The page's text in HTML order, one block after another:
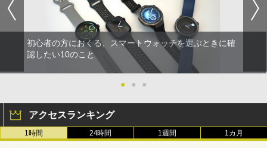
初心者の方におくる、スマートウォッチを選ぶときに確
認したい10のこと
● ● ●
アクセスランキング
1時間 24時間 1週間 1カ月